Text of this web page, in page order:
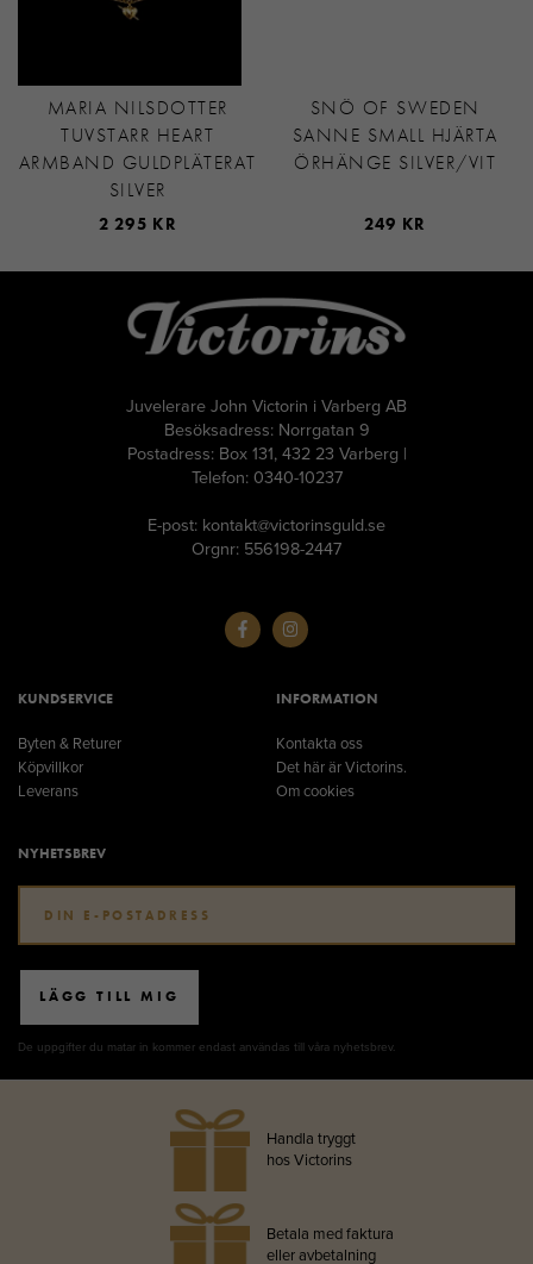
MARIA NILSDOTTER
TUVSTARR HEART
ARMBAND GULDPLÄTERAT
SILVER
2 295 KR
SNÖ OF SWEDEN
SANNE SMALL HJÄRTA
ÖRHÄNGE SILVER/VIT
249 KR
Juvelerare John Victorin i Varberg AB
Besöksadress: Norrgatan 9
Postadress: Box 131, 432 23 Varberg |
Telefon: 0340-10237
E-post: kontakt@victorinsguld.se
Orgnr: 556198-2447
KUNDSERVICE
Byten & Returer
Köpvillkor
Leverans
INFORMATION
Kontakta oss
Det här är Victorins.
Om cookies
NYHETSBREV
LÄGG TILL MIG
De uppgifter du matar in kommer endast användas till våra nyhetsbrev.
Handla tryggt
hos Victorins
Betala med faktura
eller avbetalning